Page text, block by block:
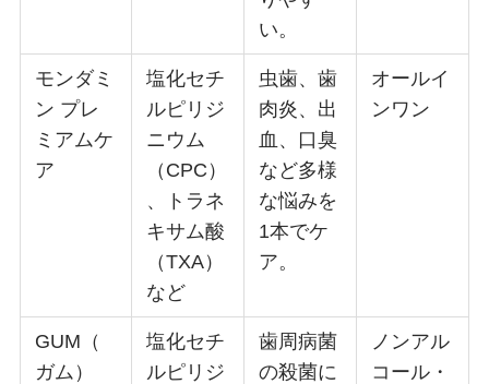
い。
モンダミ
ン プレ
ミアムケ
ア
塩化セチ
ルピリジ
ニウム
（CPC）
、トラネ
キサム酸
（TXA）
など
虫歯、歯
肉炎、出
血、口臭
など多様
な悩みを
1本でケ
ア。
オールイ
ンワン
GUM（
ガム）
塩化セチ
ルピリジ
歯周病菌
の殺菌に
ノンアル
コール・